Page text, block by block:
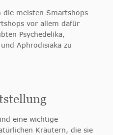
die meisten Smartshops
vor allem dafür
Psychedelika,
Aphrodisiaka zu
eine wichtige
Kräutern, die sie